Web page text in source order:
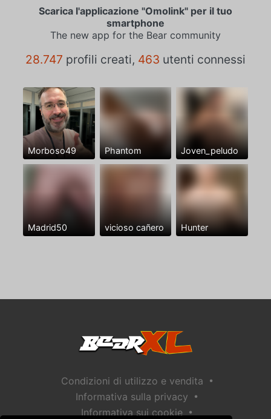
Scarica l'applicazione "Omolink" per il tuo
smartphone
The new app for the Bear community
28.747 profili creati, 463 utenti connessi
Morboso49 Phantom Joven_peludo
Madrid50 vicioso cañero Hunter
Condizioni di utilizzo e vendita •
Informativa sulla privacy •
Informativa sui cookie •